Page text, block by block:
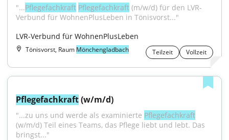
"...Pflegefachkraft Pflegefachkraft (m/w/d) für den LVR-
Verbund für WohnenPlusLeben in Tönisvorst..."
LVR-Verbund für WohnenPlusLeben
Tönisvorst, Raum Mönchengladbach Teilzeit Vollzeit
Pflegefachkraft (w/m/d)
"...zu uns und werde als examinierte Pflegefachkraft
(w/m/d) Teil eines Teams, das Pflege liebt und lebt. Das
bringst..."